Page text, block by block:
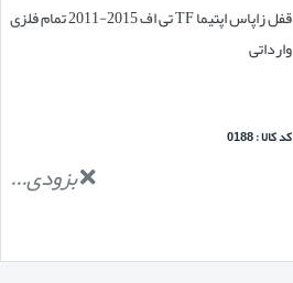
قفل زاپاس اپتیما TF تی اف 2015-2011 تمام فلزی
وارداتی
کد کالا : 0188
بزودی...